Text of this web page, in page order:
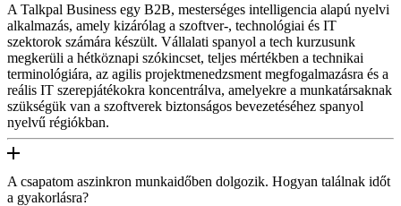
A Talkpal Business egy B2B, mesterséges intelligencia alapú nyelvi
alkalmazás, amely kizárólag a szoftver-, technológiai és IT
szektorok számára készült. Vállalati spanyol a tech kurzusunk
megkerüli a hétköznapi szókincset, teljes mértékben a technikai
terminológiára, az agilis projektmenedzsment megfogalmazásra és a
reális IT szerepjátékokra koncentrálva, amelyekre a munkatársaknak
szükségük van a szoftverek biztonságos bevezetéséhez spanyol
nyelvű régiókban.
A csapatom aszinkron munkaidőben dolgozik. Hogyan találnak időt
a gyakorlásra?